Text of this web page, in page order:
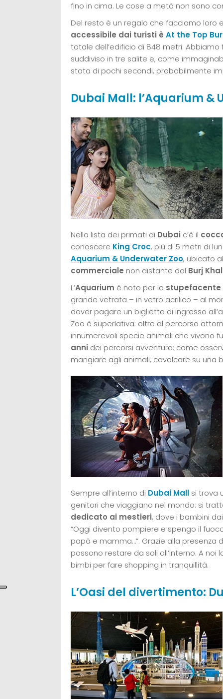
fino in cima. Le cose a metà non sono
Del resto è un regalo che facciamo loro
accessibile dai turisti è At the Top
totale dell’edificio di 848 metri.
suddiviso in tre salite e, come
stata di pochi secondi, probabilmente
Dubai Mall: l’Aquarium &
Nella lista dei primati di Dubai c’è il
conoscere King Croc, più di 5 metri di
Aquarium & Underwater Zoo, ubicato
commerciale non distante dal Burj
L’Aquarium è noto per la
grande vetrata – in vetro acrilico – al
dover pagare un biglietto di ingresso
Zoo è superlativa: oltre al percorso
innumerevoli specie animali che vivono
anni dei percorsi avventura: come
mangiare agli animali, cavalcare su
Sempre all’interno di Dubai Mall si trova
genitori che viaggiano nel mondo: si
dedicato ai mestieri, dove i bambini
“Oggi divento pompiere e spengo il
papà e mamma…”. Grazie alla presenza
possono restare da soli all’interno. A
bimbi per fare shopping in tranquillità.
L’Oasi del divertimento: